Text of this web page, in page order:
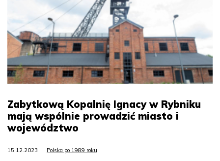
Zabytkową Kopalnię Ignacy w Rybniku
mają wspólnie prowadzić miasto i
województwo
15.12.2023 Polska po 1989 roku